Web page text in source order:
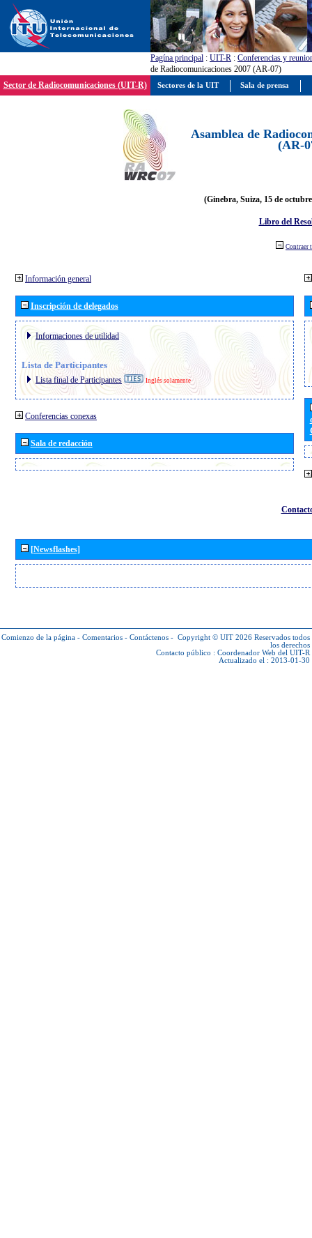
Pagína principal : UIT-R : Conferencias y
de Radiocomunicaciones 2007 (AR-07)
Sector de Radiocomunicaciones (UIT-R)
Asamblea de
(AR-
(Ginebra, Suiza, 15 de
Libro del
Contraer
Información general
Inscripción de delegados
Informaciones de utilidad
Lista de Participantes
Lista final de Participantes Inglés solamente
Conferencias conexas
Sala de redacción
[Newsflashes]
Comienzo de la página - Comentarios - Contáctenos - Copyright © UIT 2026 Reservados todos
los derechos
Contacto público : Coordenador Web del UIT-R
Actualizado el : 2013-01-30
Sectores de la UIT Sala de prensa